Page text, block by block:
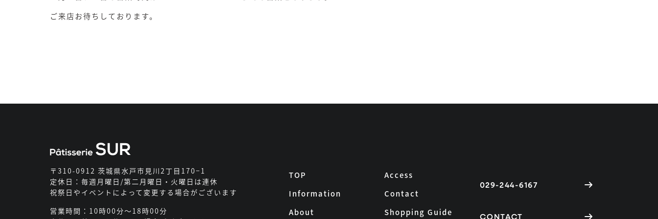
ご来店お待ちしております。
〒310-0912 茨城県水戸市見川2丁目170−1
定休日：毎週月曜日/第二月曜日・火曜日は連休
祝祭日やイベントによって変更する場合がございます
営業時間：10時00分～18時00分
TOP
Information
About
Access
Contact
Shopping Guide
029-244-6167
CONTACT